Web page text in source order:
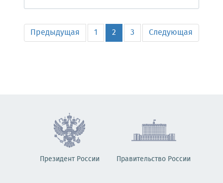
Предыдущая 1 2 3 Следующая
Президент России Правительство России